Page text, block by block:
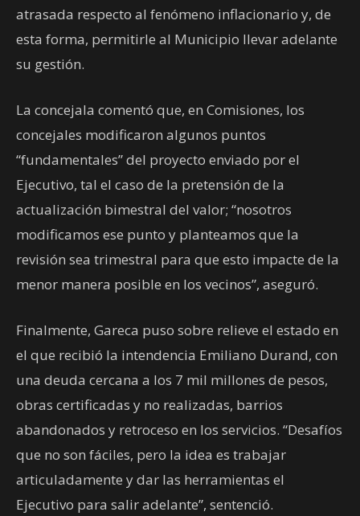
atrasada respecto al fenómeno inflacionario y, de
esta forma, permitirle al Municipio llevar adelante
su gestión.
La concejala comentó que, en Comisiones, los
concejales modificaron algunos puntos
“fundamentales” del proyecto enviado por el
Ejecutivo, tal el caso de la pretensión de la
actualización bimestral del valor; “nosotros
modificamos ese punto y planteamos que la
revisión sea trimestral para que esto impacte de la
menor manera posible en los vecinos”, aseguró.
Finalmente, Gareca puso sobre relieve el estado en
el que recibió la intendencia Emiliano Durand, con
una deuda cercana a los 7 mil millones de pesos,
obras certificadas y no realizadas, barrios
abandonados y retroceso en los servicios. “Desafíos
que no son fáciles, pero la idea es trabajar
articuladamente y dar las herramientas el
Ejecutivo para salir adelante”, sentenció.